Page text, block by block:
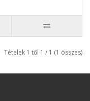
Tételek 1 től 1 / 1 (1 összes)